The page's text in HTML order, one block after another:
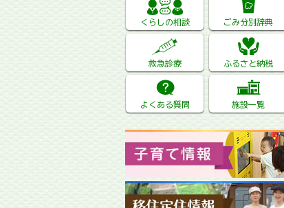
くらしの相談 ごみ分別辞典
救急診療 ふるさと納税
よくある質問 施設一覧